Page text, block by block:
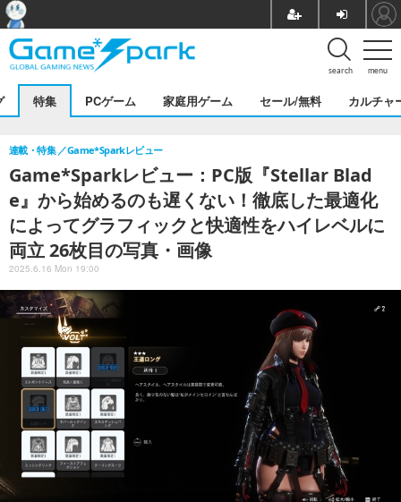
menu
search
特集 PCゲーム 家庭用ゲーム セール/無料 カルチャ
Game*Sparkレビュー：PC版『Stellar Blad
e』から始めるのも遅くない！徹底した最適化
によってグラフィックと快適性をハイレベルに
両立 26枚目の写真・画像
連載・特集 Game*Sparkレビュー
2025.6.16 Mon 19:00